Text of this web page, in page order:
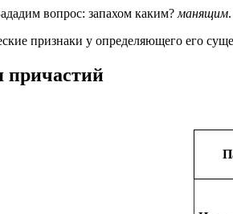
вопрос: запахом каким? манящим
признаки у определяющего его
причастий